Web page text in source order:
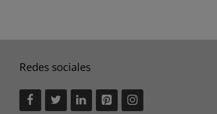
Redes sociales